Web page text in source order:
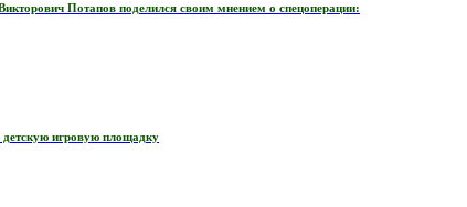
Потапов поделился своим мнением о спецоперации:
игровую площадку